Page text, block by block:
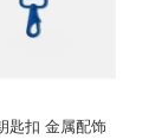
匙扣 金属配饰